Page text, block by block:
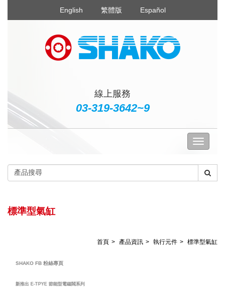
English 繁體版 Español
線上服務
03-319-3642~9
標準型氣缸
首頁 產品資訊 執行元件 標準型氣缸
SHAKO FB 粉絲專頁
新推出 E-TPYE 節能型電磁閥系列